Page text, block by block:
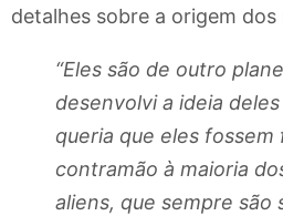
detalhes sobre a origem
“Eles são de outro
desenvolvi a ideia
queria que eles fossem
contramão à maioria
aliens, que sempre são